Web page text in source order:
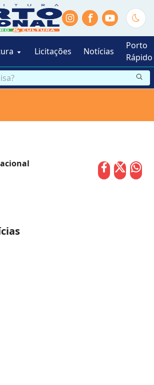
f
Licitações Notícias
Porto
Rápido